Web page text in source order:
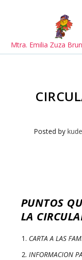
Mtra. Emilia Zuza
Posted by
PUNTOS
LA
CARTA A LAS
INFORMACION